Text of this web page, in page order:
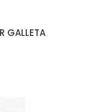
GALLETA